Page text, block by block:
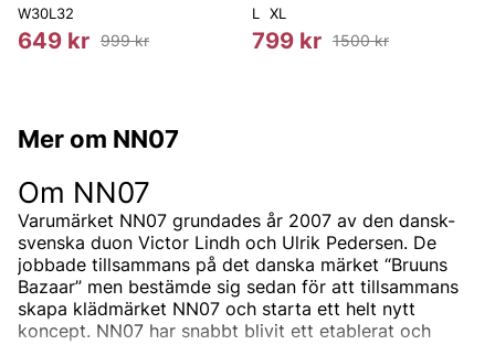
W29L34 W38L34 W31L36
W30L32
649 kr 999 kr
L XL
799 kr 1500 kr
Mer om NN07
Om NN07
Varumärket NN07 grundades år 2007 av den dansk-
svenska duon Victor Lindh och Ulrik Pedersen. De
jobbade tillsammans på det danska märket “Bruuns
Bazaar” men bestämde sig sedan för att tillsammans
skapa klädmärket NN07 och starta ett helt nytt
koncept. NN07 har snabbt blivit ett etablerat och